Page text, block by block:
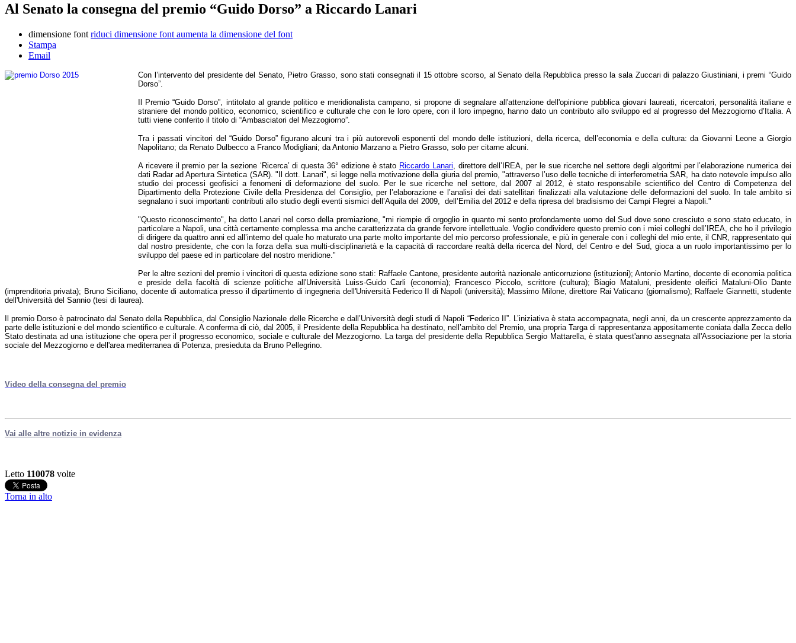
Al Senato la consegna del premio “Guido Dorso” a Riccardo Lanari
dimensione font riduci dimensione font aumenta la dimensione del font
Stampa
Email
Con l’intervento del presidente del Senato, Pietro Grasso, sono stati consegnati il 15 ottobre scorso, al Senato della Repubblica presso la sala Zuccari di palazzo Giustiniani, i premi “Guido
Dorso”.
Il Premio “Guido Dorso”, intitolato al grande politico e meridionalista campano, si propone di segnalare all'attenzione dell'opinione pubblica giovani laureati, ricercatori, personalità italiane e
straniere del mondo politico, economico, scientifico e culturale che con le loro opere, con il loro impegno, hanno dato un contributo allo sviluppo ed al progresso del Mezzogiorno d’Italia. A
tutti viene conferito il titolo di “Ambasciatori del Mezzogiorno”.
Tra i passati vincitori del “Guido Dorso” figurano alcuni tra i più autorevoli esponenti del mondo delle istituzioni, della ricerca, dell’economia e della cultura: da Giovanni Leone a Giorgio
Napolitano; da Renato Dulbecco a Franco Modigliani; da Antonio Marzano a Pietro Grasso, solo per citarne alcuni.
A ricevere il premio per la sezione ‘Ricerca’ di questa 36° edizione è stato Riccardo Lanari , direttore dell’IREA, per le sue ricerche nel settore degli algoritmi per l’elaborazione numerica dei
dati Radar ad Apertura Sintetica (SAR). "Il dott. Lanari", si legge nella motivazione della giuria del premio, "attraverso l’uso delle tecniche di interferometria SAR, ha dato notevole impulso allo
studio dei processi geofisici a fenomeni di deformazione del suolo. Per le sue ricerche nel settore, dal 2007 al 2012, è stato responsabile scientifico del Centro di Competenza del
Dipartimento della Protezione Civile della Presidenza del Consiglio, per l’elaborazione e l’analisi dei dati satellitari finalizzati alla valutazione delle deformazioni del suolo. In tale ambito si
segnalano i suoi importanti contributi allo studio degli eventi sismici dell’Aquila del 2009, dell’Emilia del 2012 e della ripresa del bradisismo dei Campi Flegrei a Napoli."
"Questo riconoscimento", ha detto Lanari nel corso della premiazione, "mi riempie di orgoglio in quanto mi sento profondamente uomo del Sud dove sono cresciuto e sono stato educato, in
particolare a Napoli, una città certamente complessa ma anche caratterizzata da grande fervore intellettuale. Voglio condividere questo premio con i miei colleghi dell’IREA, che ho il privilegio
di dirigere da quattro anni ed all’interno del quale ho maturato una parte molto importante del mio percorso professionale, e più in generale con i colleghi del mio ente, il CNR, rappresentato qui
dal nostro presidente, che con la forza della sua multi-disciplinarietà e la capacità di raccordare realtà della ricerca del Nord, del Centro e del Sud, gioca a un ruolo importantissimo per lo
sviluppo del paese ed in particolare del nostro meridione."
Per le altre sezioni del premio i vincitori di questa edizione sono stati: Raffaele Cantone, presidente autorità nazionale anticorruzione (istituzioni); Antonio Martino, docente di economia politica
e preside della facoltà di scienze politiche all'Università Luiss-Guido Carli (economia); Francesco Piccolo, scrittore (cultura); Biagio Mataluni, presidente oleifici Mataluni-Olio Dante
(imprenditoria privata); Bruno Siciliano, docente di automatica presso il dipartimento di ingegneria dell'Università Federico II di Napoli (università); Massimo Milone, direttore Rai Vaticano (giornalismo); Raffaele Giannetti, studente
dell'Università del Sannio (tesi di laurea).
Il premio Dorso è patrocinato dal Senato della Repubblica, dal Consiglio Nazionale delle Ricerche e dall’Università degli studi di Napoli “Federico II”. L’iniziativa è stata accompagnata, negli anni, da un crescente apprezzamento da
parte delle istituzioni e del mondo scientifico e culturale. A conferma di ciò, dal 2005, il Presidente della Repubblica ha destinato, nell’ambito del Premio, una propria Targa di rappresentanza appositamente coniata dalla Zecca dello
Stato destinata ad una istituzione che opera per il progresso economico, sociale e culturale del Mezzogiorno. La targa del presidente della Repubblica Sergio Mattarella, è stata quest'anno assegnata all'Associazione per la storia
sociale del Mezzogiorno e dell'area mediterranea di Potenza, presieduta da Bruno Pellegrino.
Video della consegna del premio
Vai alle altre notizie in evidenza
Letto 110078 volte
Torna in alto